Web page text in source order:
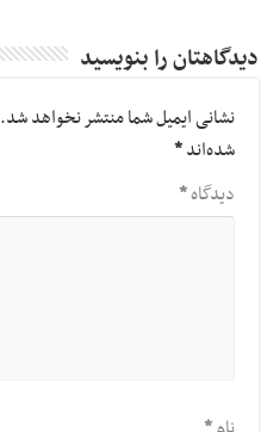
دیدگاهتان را بنویسید
نشانی ایمیل شما منتشر نخواهد شد.
شده‌اند*
دیدگاه*